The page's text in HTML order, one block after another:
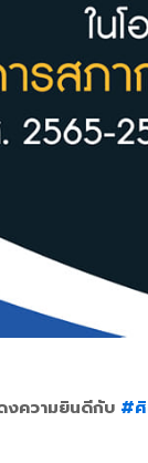
งความยินดีกับ #ศิ